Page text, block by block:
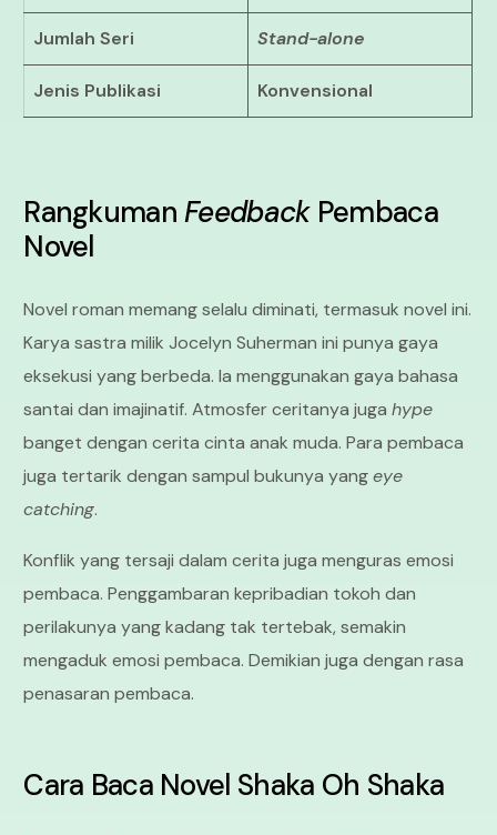
Jumlah Seri Stand-alone
Jenis Publikasi Konvensional
RangkumanFeedback Pembaca
Novel
Novel roman memang selalu diminati, termasuk novel ini.
Karya sastra milik Jocelyn Suherman ini punya gaya
eksekusi yang berbeda. Ia menggunakan gaya bahasa
santai dan imajinatif. Atmosfer ceritanya jugahype
banget dengan cerita cinta anak muda. Para pembaca
juga tertarik dengan sampul bukunya yangeye
catching.
Konflik yang tersaji dalam cerita juga menguras emosi
pembaca. Penggambaran kepribadian tokoh dan
perilakunya yang kadang tak tertebak, semakin
mengaduk emosi pembaca. Demikian juga dengan rasa
penasaran pembaca.
Cara Baca Novel Shaka Oh Shaka